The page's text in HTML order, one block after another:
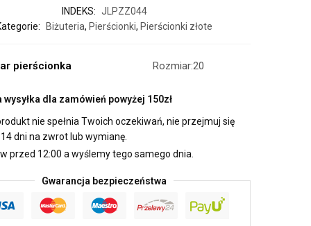
INDEKS: JLPZZ044
Biżuteria, Pierścionki, Pierścionki złote
pierścionka Rozmiar:20
wysyłka dla zamówień powyżej 150zł
nie spełnia Twoich oczekiwań, nie przejmuj się
dni na zwrot lub wymianę.
przed 12:00 a wyślemy tego samego dnia.
Gwarancja bezpieczeństwa